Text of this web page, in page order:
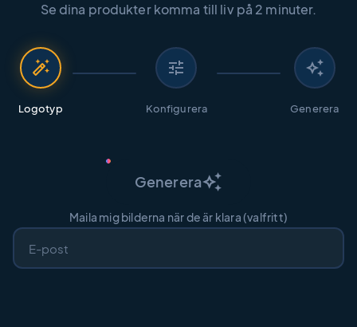
Se dina produkter komma till liv på 2 minuter.
auto_fix_high
Logotyp
tune
Konfigurera
auto_awesome
Generera
Genereraauto_awesome
Maila mig bilderna när de är klara (valfritt)